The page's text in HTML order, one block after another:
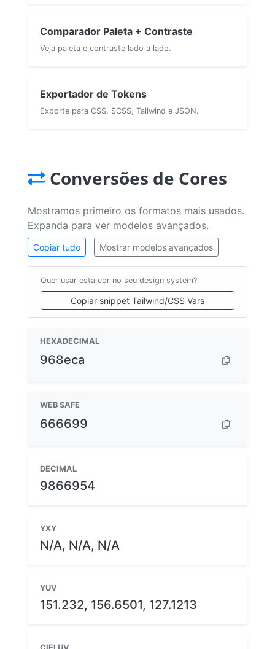
Comparador Paleta + Contraste
Veja paleta e contraste lado a lado.
Exportador de Tokens
Exporte para CSS, SCSS, Tailwind e JSON.
Conversões de Cores
Mostramos primeiro os formatos mais usados.
Expanda para ver modelos avançados.
Copiar tudo Mostrar modelos avançados
Quer usar esta cor no seu design system?
Copiar snippet Tailwind/CSS Vars
HEXADECIMAL
968eca
WEB SAFE
666699
DECIMAL
9866954
YXY
N/A, N/A, N/A
YUV
151.232, 156.6501, 127.1213
CIELUV